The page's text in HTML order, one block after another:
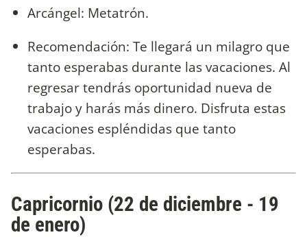
Arcángel: Metatrón.
Recomendación: Te llegará un milagro que
tanto esperabas durante las vacaciones. Al
regresar tendrás oportunidad nueva de
trabajo y harás más dinero. Disfruta estas
vacaciones espléndidas que tanto
esperabas.
Capricornio (22 de diciembre - 19
de enero)